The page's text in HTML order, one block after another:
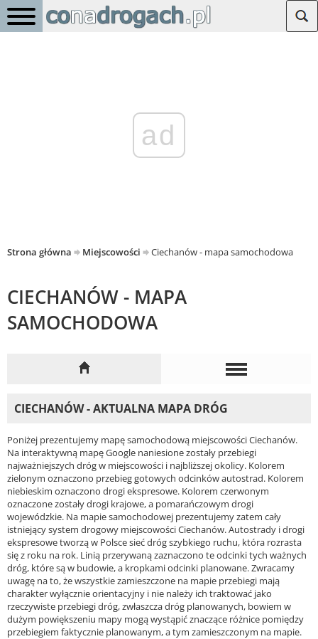
ad
Strona główna Miejscowości Ciechanów - mapa samochodowa
CIECHANÓW - MAPA
SAMOCHODOWA
CIECHANÓW - AKTUALNA MAPA DRÓG
Poniżej prezentujemy mapę samochodową miejscowości Ciechanów.
Na interaktywną mapę Google naniesione zostały przebiegi
najważniejszych dróg w miejscowości i najbliższej okolicy. Kolorem
zielonym oznaczono przebieg gotowych odcinków autostrad. Kolorem
niebieskim oznaczono drogi ekspresowe. Kolorem czerwonym
oznaczone zostały drogi krajowe, a pomarańczowym drogi
wojewódzkie. Na mapie samochodowej prezentujemy zatem cały
istniejący system drogowy miejscowości Ciechanów. Autostrady i drogi
ekspresowe tworzą w Polsce sieć dróg szybkiego ruchu, która rozrasta
się z roku na rok. Linią przerywaną zaznaczono te odcinki tych ważnych
dróg, które są w budowie, a kropkami odcinki planowane. Zwracamy
uwagę na to, że wszystkie zamieszczone na mapie przebiegi mają
charakter wyłącznie orientacyjny i nie należy ich traktować jako
rzeczywiste przebiegi dróg, zwłaszcza dróg planowanych, bowiem w
dużym powiększeniu mapy mogą wystąpić znaczące różnice pomiędzy
przebiegiem faktycznie planowanym, a tym zamieszczonym na mapie.